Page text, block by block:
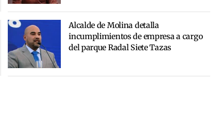
Alcalde de Molina detalla
incumplimientos de empresa a cargo
del parque Radal Siete Tazas